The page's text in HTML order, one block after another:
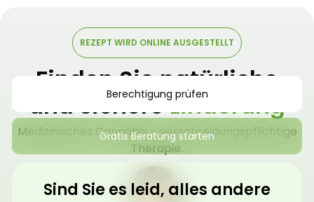
REZEPT WIRD ONLINE AUSGESTELLT
Finden Sie natürliche
und sichereLinderung
Medizinisches Cannabis – verschreibungspflichtige
Therapie.
Berechtigung prüfen
Gratis Beratung starten
Sind Sie es leid, alles andere